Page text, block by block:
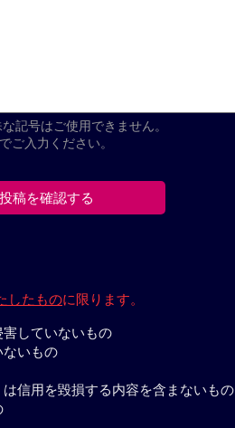
記号はご使用できません。
ご入力ください。
したものに限ります。
していないもの
ないもの
信用を毀損する内容を含まないもの